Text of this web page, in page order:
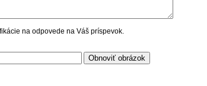
na odpovede na Váš príspevok.